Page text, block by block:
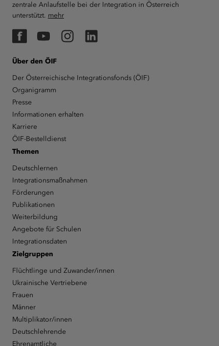
zentrale Anlaufstelle bei der Integration in Österreich
unterstützt. mehr
FacebookYouTubeInstagramLinkedIn
Über den ÖIF
Der Österreichische Integrationsfonds (ÖIF)
Organigramm
Presse
Informationen erhalten
Karriere
ÖIF-Bestelldienst
Themen
Deutschlernen
Integrationsmaßnahmen
Förderungen
Publikationen
Weiterbildung
Angebote für Schulen
Integrationsdaten
Zielgruppen
Flüchtlinge und Zuwander/innen
Ukrainische Vertriebene
Frauen
Männer
Multiplikator/innen
Deutschlehrende
Ehrenamtliche